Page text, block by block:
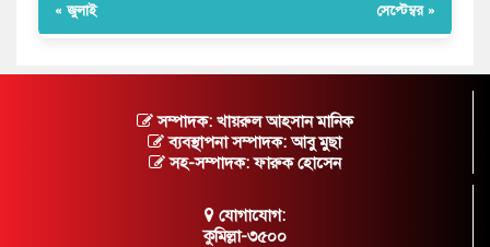
« জুলাই সেপ্টেম্বর »
সম্পাদক: খায়রুল আহসান মানিক
ব্যবস্থাপনা সম্পাদক: আবু মুছা
সহ-সম্পাদক: ফারুক হোসেন
যোগাযোগ:
কুমিল্লা-৩৫০০